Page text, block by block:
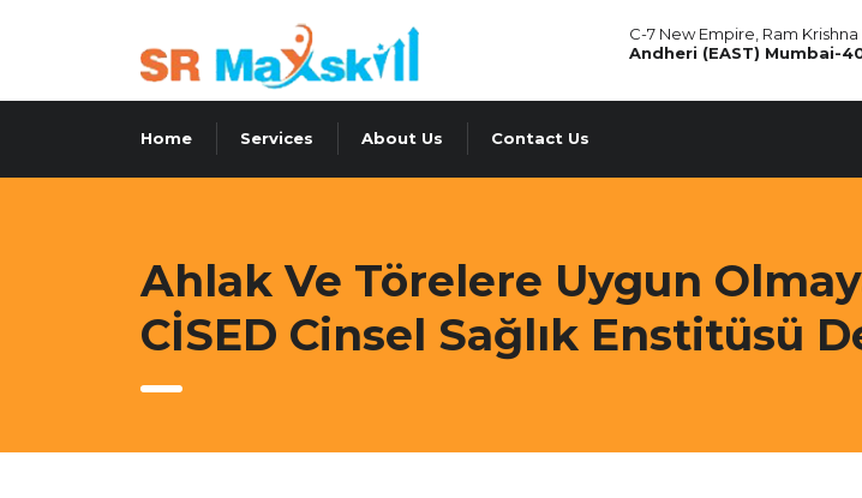
C-7 New Empire, Ram
Andheri (EAST) Mumbai-
Home Services About Us Contact Us
Ahlak Ve Törelere Uygun
CİSED Cinsel Sağlık Enstitüsü